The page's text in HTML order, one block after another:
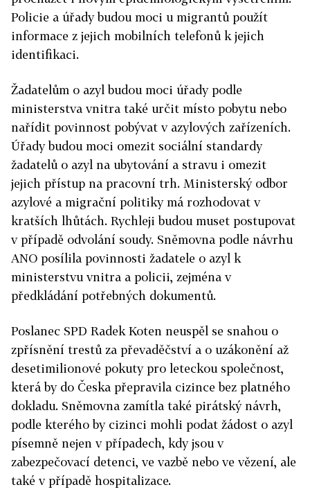
Policie a úřady budou moci u migrantů použít
informace z jejich mobilních telefonů k jejich
identifikaci.
Žadatelům o azyl budou moci úřady podle
ministerstva vnitra také určit místo pobytu nebo
nařídit povinnost pobývat v azylových zařízeních.
Úřady budou moci omezit sociální standardy
žadatelů o azyl na ubytování a stravu i omezit
jejich přístup na pracovní trh. Ministerský odbor
azylové a migrační politiky má rozhodovat v
kratších lhůtách. Rychleji budou muset postupovat
v případě odvolání soudy. Sněmovna podle návrhu
ANO posílila povinnosti žadatele o azyl k
ministerstvu vnitra a policii, zejména v
předkládání potřebných dokumentů.
Poslanec SPD Radek Koten neuspěl se snahou o
zpřísnění trestů za převaděčství a o uzákonění až
desetimilionové pokuty pro leteckou společnost,
která by do Česka přepravila cizince bez platného
dokladu. Sněmovna zamítla také pirátský návrh,
podle kterého by cizinci mohli podat žádost o azyl
písemně nejen v případech, kdy jsou v
zabezpečovací detenci, ve vazbě nebo ve vězení, ale
také v případě hospitalizace.